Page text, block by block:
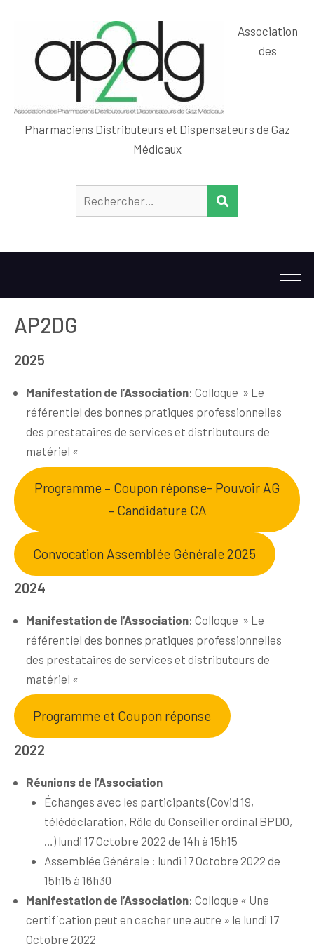
Association
des
Pharmaciens Distributeurs et Dispensateurs de Gaz
Médicaux
AP2DG
2025
Manifestation de l’Association: Colloque » Le
référentiel des bonnes pratiques professionnelles
des prestataires de services et distributeurs de
matériel «
Programme – Coupon réponse- Pouvoir AG
– Candidature CA
Convocation Assemblée Générale 2025
2024
Manifestation de l’Association: Colloque » Le
référentiel des bonnes pratiques professionnelles
des prestataires de services et distributeurs de
matériel «
Programme et Coupon réponse
2022
Réunions de l’Association
Échanges avec les participants (Covid 19,
télédéclaration, Rôle du Conseiller ordinal BPDO,
…) lundi 17 Octobre 2022 de 14h à 15h15
Assemblée Générale : lundi 17 Octobre 2022 de
15h15 à 16h30
Manifestation de l’Association: Colloque « Une
certification peut en cacher une autre » le lundi 17
Octobre 2022